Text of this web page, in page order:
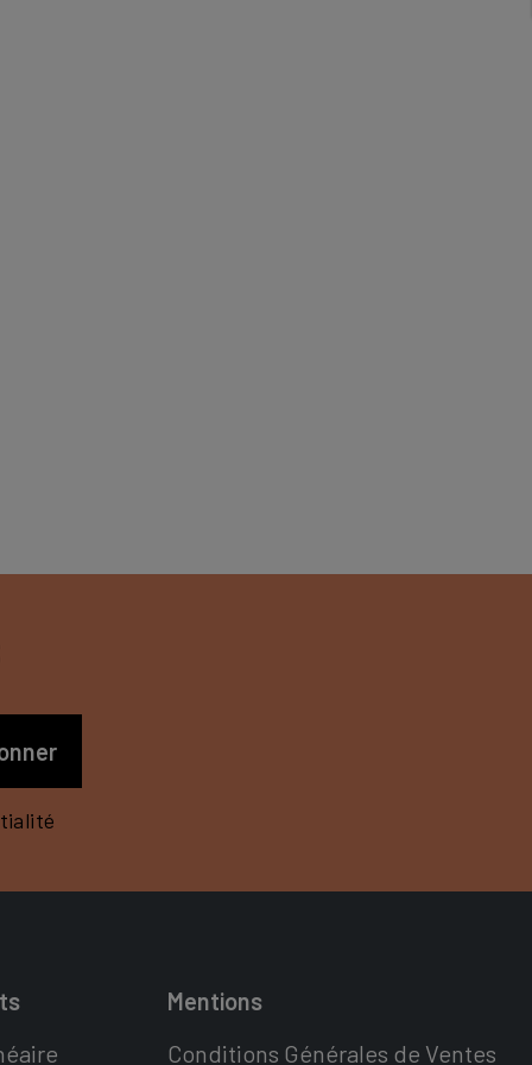
Mentions
Conditions Générales de Ventes